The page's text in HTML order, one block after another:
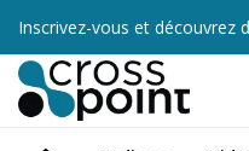
Inscrivez-vous et découvrez